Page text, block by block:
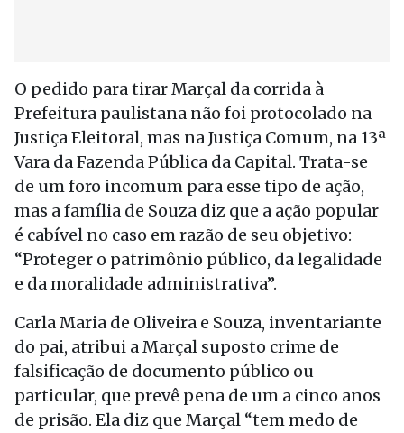
O pedido para tirar Marçal da corrida à
Prefeitura paulistana não foi protocolado na
Justiça Eleitoral, mas na Justiça Comum, na 13ª
Vara da Fazenda Pública da Capital. Trata-se
de um foro incomum para esse tipo de ação,
mas a família de Souza diz que a ação popular
é cabível no caso em razão de seu objetivo:
“Proteger o patrimônio público, da legalidade
e da moralidade administrativa”.
Carla Maria de Oliveira e Souza, inventariante
do pai, atribui a Marçal suposto crime de
falsificação de documento público ou
particular, que prevê pena de um a cinco anos
de prisão. Ela diz que Marçal “tem medo de